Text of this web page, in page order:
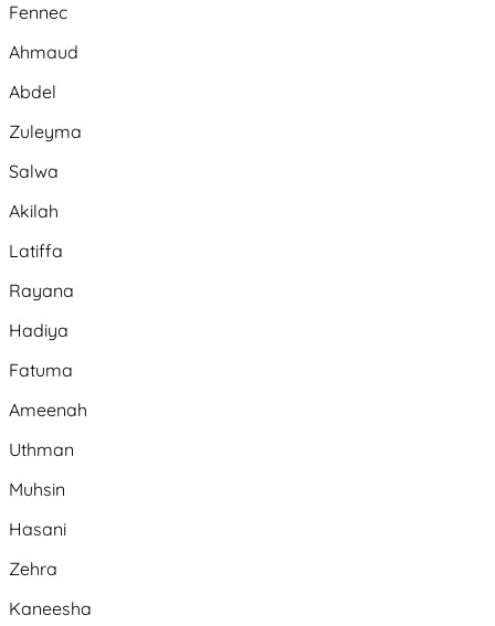
Fennec
Ahmaud
Abdel
Zuleyma
Salwa
Akilah
Latiffa
Rayana
Hadiya
Fatuma
Ameenah
Uthman
Muhsin
Hasani
Zehra
Kaneesha